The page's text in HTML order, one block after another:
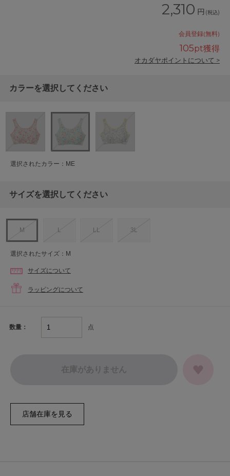
2,310 円 (税込)
会員登録(無料)
105pt獲得
オカダヤポイントについて >
カラーを選択してください
選択されたカラー：ME
サイズを選択してください
M L LL 3L
選択されたサイズ：M
サイズについて
ラッピングについて
数量： 点
在庫がありません